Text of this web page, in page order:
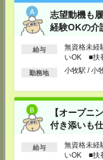
志望動機も
経験OKの介
給与
無資格未
いOK ■扶
以上
勤務地 小牧駅 / 小
【オープニ
付き添いも
給与
無資格未
いOK ■扶
弊社HPよりマイページ作
電話での登録の際に、マイ
所要時間
【電話登録】30分程度
・経験やご希望などをイン
CS名古屋支店
〒460-0008
名古屋市中区栄 2-3-1 名古
TEL：0120-503-713
担当：採用担当